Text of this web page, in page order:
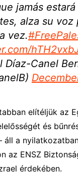
jamás
alza su voz
vez.
Canel
elítéljük az
és
áll a
az ENSZ
érdekében.